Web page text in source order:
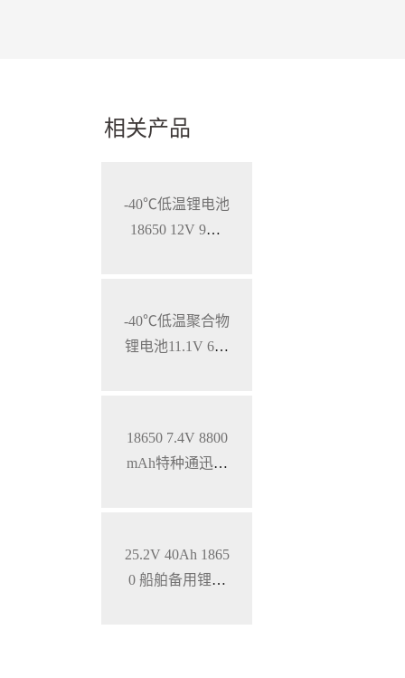
相关产品
-40℃低温锂电池
18650 12V 9Ah
-40℃低温聚合物
锂电池11.1V 600
18650 7.4V 8800
mAh特种通迅设
25.2V 40Ah 1865
0 船舶备用锂电